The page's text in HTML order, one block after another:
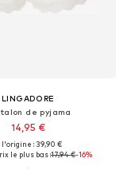
LINGADORE
de pyjama
14,95 €
l'origine : 39,90 €
le plus bas :17,94 €-16%